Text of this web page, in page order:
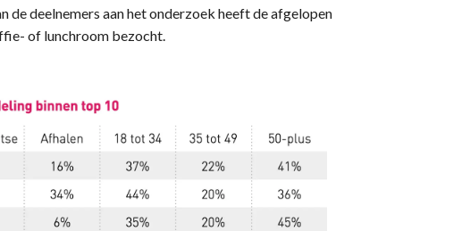
de deelnemers aan het onderzoek heeft de afgelopen
of lunchroom bezocht.